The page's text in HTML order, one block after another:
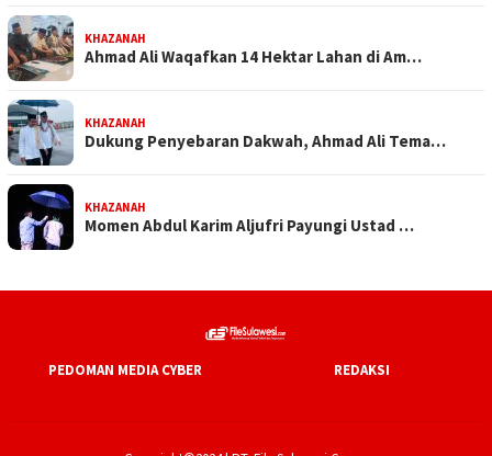
KHAZANAH
Ahmad Ali Waqafkan 14 Hektar Lahan di Am…
KHAZANAH
Dukung Penyebaran Dakwah, Ahmad Ali Tema…
KHAZANAH
Momen Abdul Karim Aljufri Payungi Ustad …
PEDOMAN MEDIA CYBER REDAKSI